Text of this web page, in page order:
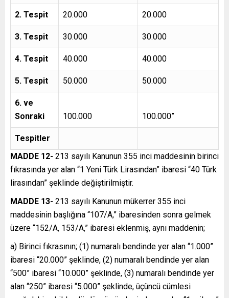
2. Tespit 20.000 20.000
3. Tespit 30.000 30.000
4. Tespit 40.000 40.000
5. Tespit 50.000 50.000
6. ve
Sonraki
100.000 100.000”
Tespitler
MADDE 12- 213 sayılı Kanunun 355 inci maddesinin birinci
fıkrasında yer alan “1 Yeni Türk Lirasından” ibaresi “40 Türk
lirasından” şeklinde değiştirilmiştir.
MADDE 13- 213 sayılı Kanunun mükerrer 355 inci
maddesinin başlığına “107/A,” ibaresinden sonra gelmek
üzere “152/A, 153/A,” ibaresi eklenmiş, aynı maddenin;
a) Birinci fıkrasının; (1) numaralı bendinde yer alan “1.000”
ibaresi “20.000” şeklinde, (2) numaralı bendinde yer alan
“500” ibaresi “10.000” şeklinde, (3) numaralı bendinde yer
alan “250” ibaresi “5.000” şeklinde, üçüncü cümlesi